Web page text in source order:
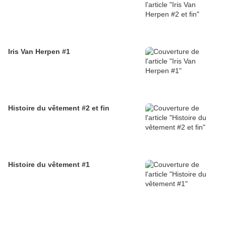
Iris Van Herpen #1
Histoire du vêtement #2 et fin
Histoire du vêtement #1